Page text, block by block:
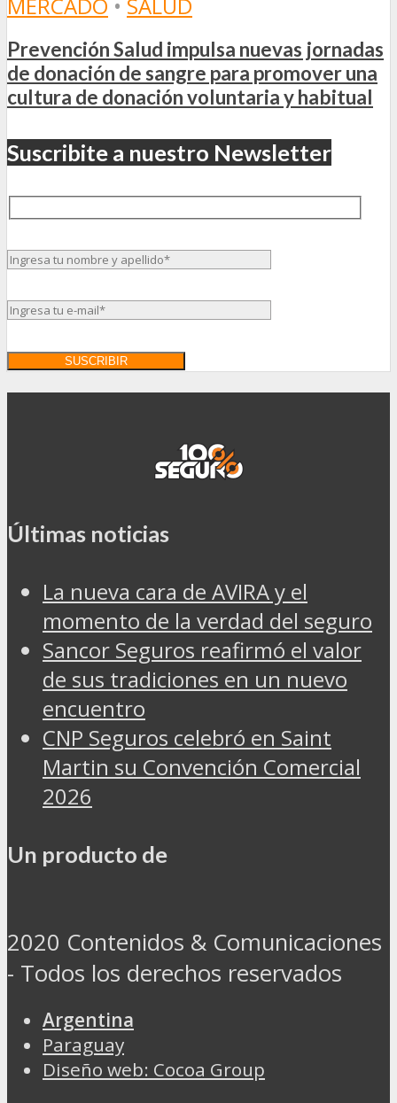
Prevención Salud impulsa nuevas jornadas
de donación de sangre para promover una
cultura de donación voluntaria y habitual
Suscribite a nuestro Newsletter
Últimas noticias
La nueva cara de AVIRA y el
momento de la verdad del seguro
Sancor Seguros reafirmó el valor
de sus tradiciones en un nuevo
encuentro
CNP Seguros celebró en Saint
Martin su Convención Comercial
2026
Un producto de
2020 Contenidos & Comunicaciones
- Todos los derechos reservados
Argentina
Paraguay
Diseño web: Cocoa Group